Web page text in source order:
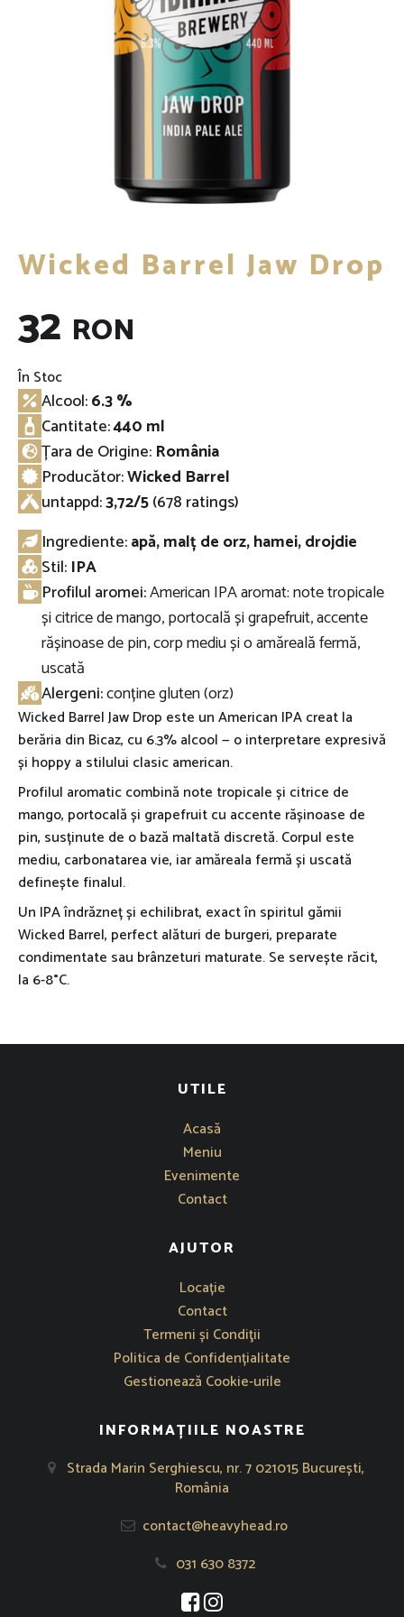
Wicked Barrel Jaw Drop
32 RON
În Stoc
Alcool:6.3 %
Cantitate:440 ml
Țara de Origine: România
Producător:Wicked Barrel
untappd:3,72/5(678 ratings)
Ingrediente:apă, malț de orz, hamei, drojdie
Stil: IPA
Profilul aromei:American IPA aromat: note tropicale
și citrice de mango, portocală și grapefruit, accente
rășinoase de pin, corp mediu și o amăreală fermă,
uscată
Alergeni:conține gluten (orz)
Wicked Barrel Jaw Drop este un American IPA creat la
berăria din Bicaz, cu 6.3% alcool — o interpretare expresivă
și hoppy a stilului clasic american.
Profilul aromatic combină note tropicale și citrice de
mango, portocală și grapefruit cu accente rășinoase de
pin, susținute de o bază maltată discretă. Corpul este
mediu, carbonatarea vie, iar amăreala fermă și uscată
definește finalul.
Un IPA îndrăzneț și echilibrat, exact în spiritul gămii
Wicked Barrel, perfect alături de burgeri, preparate
condimentate sau brânzeturi maturate. Se servește răcit,
la 6-8°C.
UTILE
Acasă
Meniu
Evenimente
Contact
AJUTOR
Se deschide într-o fereastră nouă
Locație
Contact
Termeni și Condiţii
Politica de Confidențialitate
Gestionează Cookie-urile
INFORMAȚIILE NOASTRE
Strada Marin Serghiescu, nr. 7 021015 București,
România
contact@heavyhead.ro
031 630 8372
Se deschide într-o fereastră nouă
Se deschide într-o fereastră